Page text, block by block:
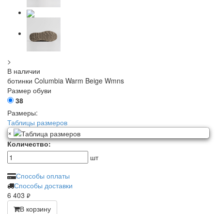
>
В наличии
ботинки Columbia Warm Beige Wmns
Размер обуви
38
Размеры:
Таблицы размеров
×
Количество:
шт
Способы оплаты
Способы доставки
6 403 руб.
В корзину